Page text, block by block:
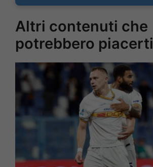
Altri contenuti che
potrebbero piacerti